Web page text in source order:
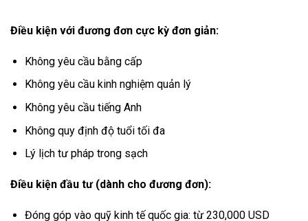
Điều kiện với đương đơn cực kỳ đơn giản:
Không yêu cầu bằng cấp
Không yêu cầu kinh nghiệm quản lý
Không yêu cầu tiếng Anh
Không quy định độ tuổi tối đa
Lý lịch tư pháp trong sạch
Điều kiện đầu tư (dành cho đương đơn):
Đóng góp vào quỹ kinh tế quốc gia: từ 230,000 USD